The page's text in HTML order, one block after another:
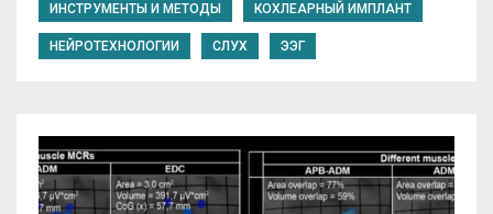
ИНСТРУМЕНТЫ И МЕТОДЫ КОХЛЕАРНЫЙ ИМПЛАНТ
НЕЙРОТЕХНОЛОГИИ СЛУХ ЭЭГ